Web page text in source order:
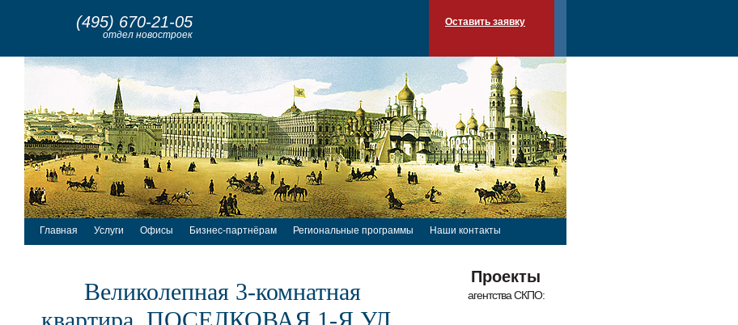
(495) 670-21-05
отдел новостроек
Оставить заявку
Главная Услуги Офисы Бизнес-партнёрам Региональные программы Наши контакты
Великолепная 3-комнатная
Проекты
агентства СКПО: